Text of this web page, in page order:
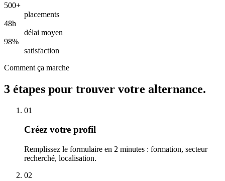
500+
placements
48h
délai moyen
98%
satisfaction
Comment ça marche
3 étapes pour trouver votre alternance.
01
Créez votre profil
Remplissez le formulaire en 2 minutes : formation, secteur
recherché, localisation.
02